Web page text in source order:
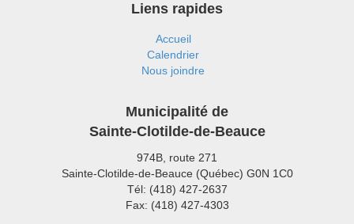
Liens rapides
Accueil
Calendrier
Nous joindre
Municipalité de
Sainte-Clotilde-de-Beauce
974B, route 271
Sainte-Clotilde-de-Beauce (Québec) G0N 1C0
Tél: (418) 427-2637
Fax: (418) 427-4303